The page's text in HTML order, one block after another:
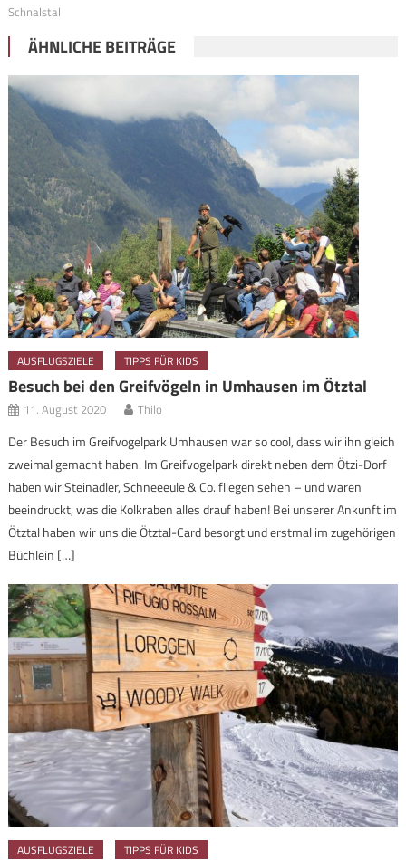
Schnalstal
ÄHNLICHE BEITRÄGE
AUSFLUGSZIELE TIPPS FÜR KIDS
Besuch bei den Greifvögeln in Umhausen im Ötztal
11. August 2020 Thilo
Der Besuch im Greifvogelpark Umhausen war so cool, dass wir ihn gleich
zweimal gemacht haben. Im Greifvogelpark direkt neben dem Ötzi-Dorf
haben wir Steinadler, Schneeeule & Co. fliegen sehen – und waren
beeindruckt, was die Kolkraben alles drauf haben! Bei unserer Ankunft im
Ötztal haben wir uns die Ötztal-Card besorgt und erstmal im zugehörigen
Büchlein […]
AUSFLUGSZIELE TIPPS FÜR KIDS